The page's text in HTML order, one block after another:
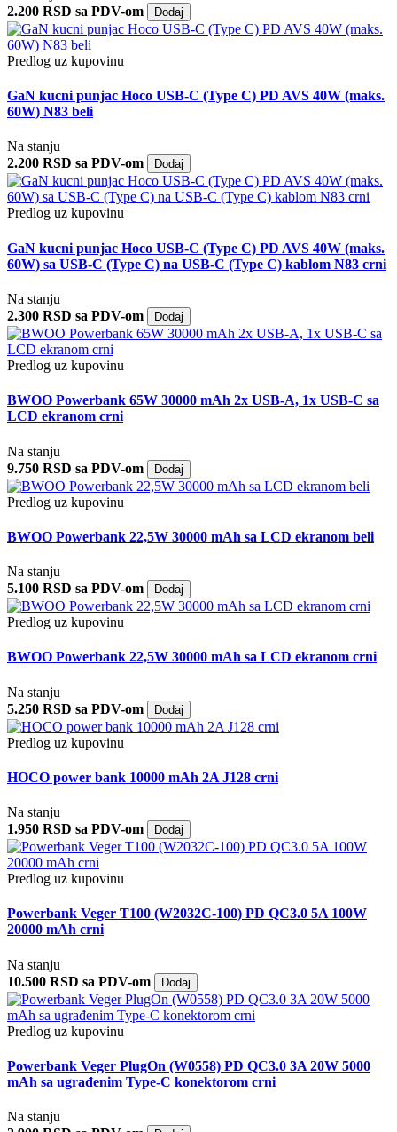
2.200 RSD sa PDV-om
Dodaj
Predlog uz kupovinu
GaN kucni punjac Hoco USB-C (Type C) PD AVS 40W (maks.
60W) N83 beli
Na stanju
2.200 RSD sa PDV-om
Dodaj
Predlog uz kupovinu
GaN kucni punjac Hoco USB-C (Type C) PD AVS 40W (maks.
60W) sa USB-C (Type C) na USB-C (Type C) kablom N83 crni
Na stanju
2.300 RSD sa PDV-om
Dodaj
Predlog uz kupovinu
BWOO Powerbank 65W 30000 mAh 2x USB-A, 1x USB-C sa
LCD ekranom crni
Na stanju
9.750 RSD sa PDV-om
Dodaj
Predlog uz kupovinu
BWOO Powerbank 22,5W 30000 mAh sa LCD ekranom beli
Na stanju
5.100 RSD sa PDV-om
Dodaj
Predlog uz kupovinu
BWOO Powerbank 22,5W 30000 mAh sa LCD ekranom crni
Na stanju
5.250 RSD sa PDV-om
Dodaj
Predlog uz kupovinu
HOCO power bank 10000 mAh 2A J128 crni
Na stanju
1.950 RSD sa PDV-om
Dodaj
Predlog uz kupovinu
Powerbank Veger T100 (W2032C-100) PD QC3.0 5A 100W
20000 mAh crni
Na stanju
10.500 RSD sa PDV-om
Dodaj
Predlog uz kupovinu
Powerbank Veger PlugOn (W0558) PD QC3.0 3A 20W 5000
mAh sa ugrađenim Type-C konektorom crni
Na stanju